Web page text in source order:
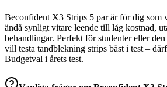
Beconfident X3 Strips 5 par är för dig som
ändå synligt vitare leende till låg kostnad,
behandlingar. Perfekt för studenter eller
vill testa tandblekning strips bäst i test –
Budgetval i årets test.